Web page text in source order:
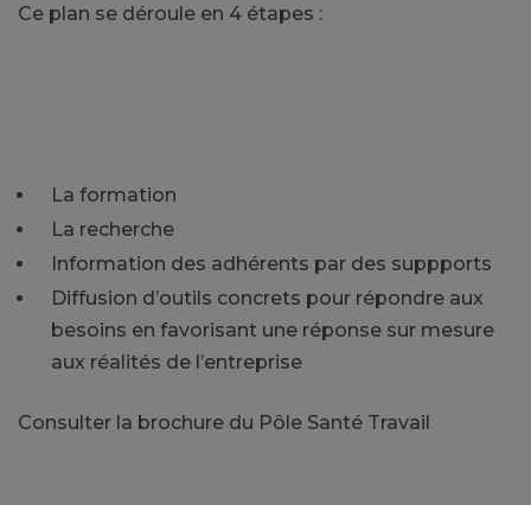
Ce plan se déroule en 4 étapes :
La formation
La recherche
Information des adhérents par des suppports
Diffusion d’outils concrets pour répondre aux
besoins en favorisant une réponse sur mesure
aux réalités de l’entreprise
Consulter la brochure du Pôle Santé Travail